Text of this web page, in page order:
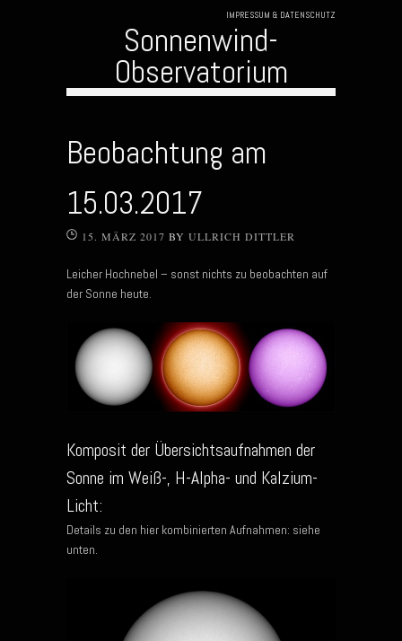
IMPRESSUM & DATENSCHUTZ
Sonnenwind-
Observatorium
Beobachtung am
15.03.2017
15. MÄRZ 2017 BY ULLRICH DITTLER
Leicher Hochnebel – sonst nichts zu beobachten auf
der Sonne heute.
Komposit der Übersichtsaufnahmen der
Sonne im Weiß-, H-Alpha- und Kalzium-
Licht:
Details zu den hier kombinierten Aufnahmen: siehe
unten.